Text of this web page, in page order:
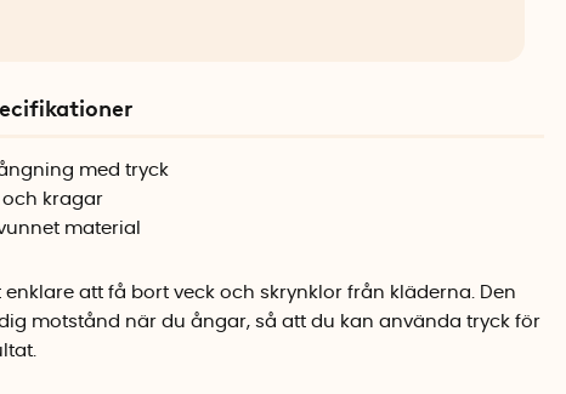
med tryck
och kragar
material
att få bort veck och skrynklor från kläderna. Den
motstånd när du ångar, så att du kan använda tryck för